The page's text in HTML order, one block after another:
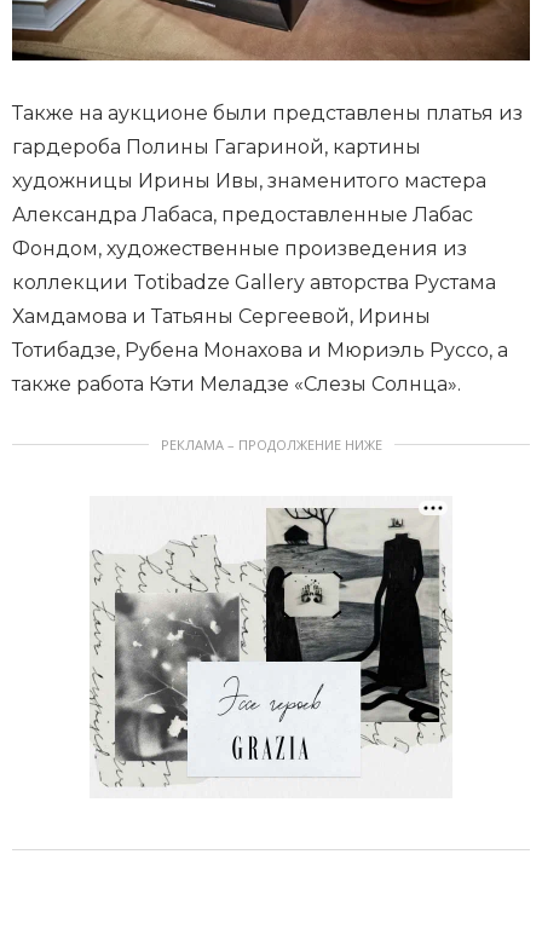
Также на аукционе были представлены платья из
гардероба Полины Гагариной, картины
художницы Ирины Ивы, знаменитого мастера
Александра Лабаса, предоставленные Лабас
Фондом, художественные произведения из
коллекции Totibadze Gallery авторства Рустама
Хамдамова и Татьяны Сергеевой, Ирины
Тотибадзе, Рубена Монахова и Мюриэль Руссо, а
также работа Кэти Меладзе «Слезы Солнца».
РЕКЛАМА – ПРОДОЛЖЕНИЕ НИЖЕ